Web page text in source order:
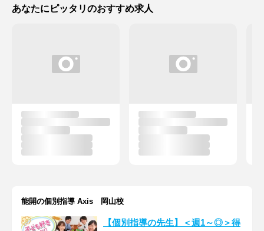
あなたにピッタリのおすすめ求人
能開の個別指導 Axis 岡山校
【個別指導の先生】＜週1～◎＞得